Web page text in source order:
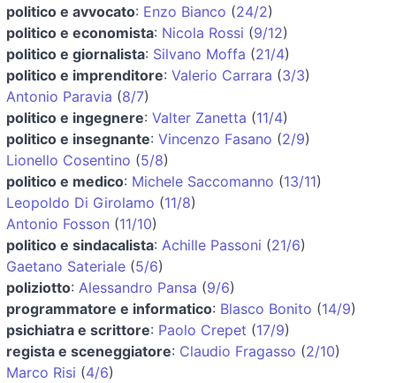
politico e avvocato: Enzo Bianco (24/2)
politico e economista: Nicola Rossi (9/12)
politico e giornalista: Silvano Moffa (21/4)
politico e imprenditore: Valerio Carrara (3/3)
Antonio Paravia (8/7)
politico e ingegnere: Valter Zanetta (11/4)
politico e insegnante: Vincenzo Fasano (2/9)
Lionello Cosentino (5/8)
politico e medico: Michele Saccomanno (13/11)
Leopoldo Di Girolamo (11/8)
Antonio Fosson (11/10)
politico e sindacalista: Achille Passoni (21/6)
Gaetano Sateriale (5/6)
poliziotto: Alessandro Pansa (9/6)
programmatore e informatico: Blasco Bonito (14/9)
psichiatra e scrittore: Paolo Crepet (17/9)
regista e sceneggiatore: Claudio Fragasso (2/10)
Marco Risi (4/6)